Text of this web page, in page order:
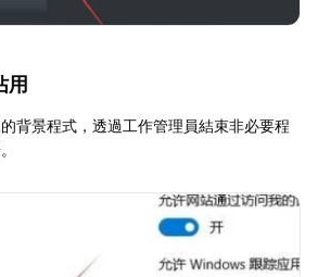
用
背景程式，透過工作管理員結束非必要程